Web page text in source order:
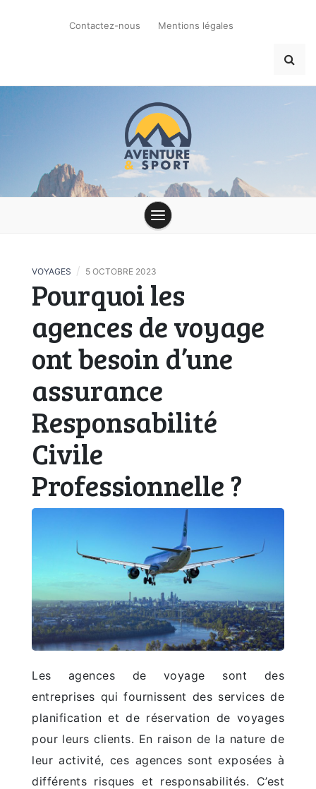
Contactez-nous Mentions légales
Aventure
Sport : le Blog
VOYAGES / 5 OCTOBRE 2023
Pourquoi les
agences de voyage
ont besoin d’une
assurance
Responsabilité
Civile
Professionnelle ?
Les agences de voyage sont des
entreprises qui fournissent des services de
planification et de réservation de voyages
pour leurs clients. En raison de la nature de
leur activité, ces agences sont exposées à
différents risques et responsabilités. C’est